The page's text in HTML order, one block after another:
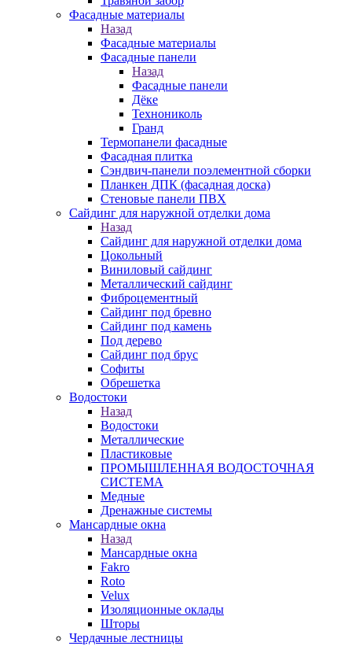
Фасадные материалы
Назад
Фасадные материалы
Фасадные панели
Назад
Фасадные панели
Дёке
Технониколь
Гранд
Термопанели фасадные
Фасадная плитка
Сэндвич-панели поэлементной сборки
Планкен ДПК (фасадная доска)
Стеновые панели ПВХ
Сайдинг для наружной отделки дома
Назад
Сайдинг для наружной отделки дома
Цокольный
Виниловый сайдинг
Металлический сайдинг
Фиброцементный
Сайдинг под бревно
Сайдинг под камень
Под дерево
Сайдинг под брус
Софиты
Обрешетка
Водостоки
Назад
Водостоки
Металлические
Пластиковые
ПРОМЫШЛЕННАЯ ВОДОСТОЧНАЯ
СИСТЕМА
Медные
Дренажные системы
Мансардные окна
Назад
Мансардные окна
Fakro
Roto
Velux
Изоляционные оклады
Шторы
Чердачные лестницы